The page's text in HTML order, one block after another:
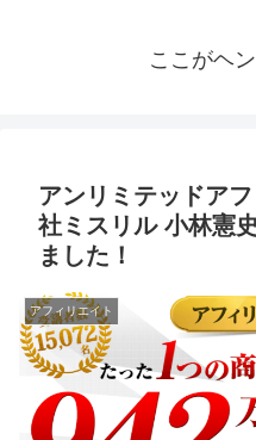
ここがヘ
アンリミテッドア
社ミスリル 小林憲
ました！
アフィリエイト